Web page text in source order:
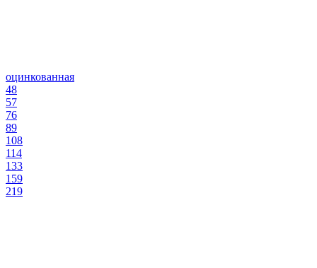
оцинкованная
48
57
76
89
108
114
133
159
219